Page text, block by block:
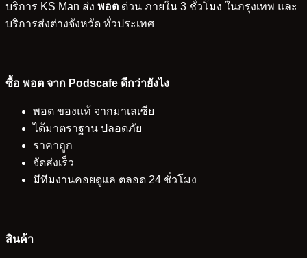
บริการ KS Man ส่ง พอต ด่วน ภายใน 3 ชั่วโมง ในกรุงเทพ และ
บริการส่งต่างจังหวัด ทั่วประเทศ
ซื้อ พอต จาก Podscafe ดีกว่ายังไง
พอต ของแท้ จากมาเลเซีย
ได้มาตราฐาน ปลอดภัย
ราคาถูก
จัดส่งเร็ว
มีทีมงานคอยดูแล ตลอด 24 ชั่วโมง
สินค้า